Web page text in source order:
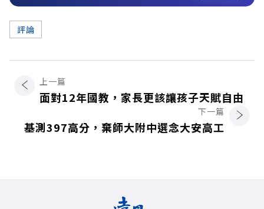
評論
上一篇
面對12年國教，家長更該讓孩子天賦自由
下一篇
基測397高分，棄師大附中選念大安高工